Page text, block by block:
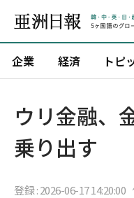
企業 経済 トピ
ウリ金融、
乗り出す
登録 : 2026-06-17 14:20:00